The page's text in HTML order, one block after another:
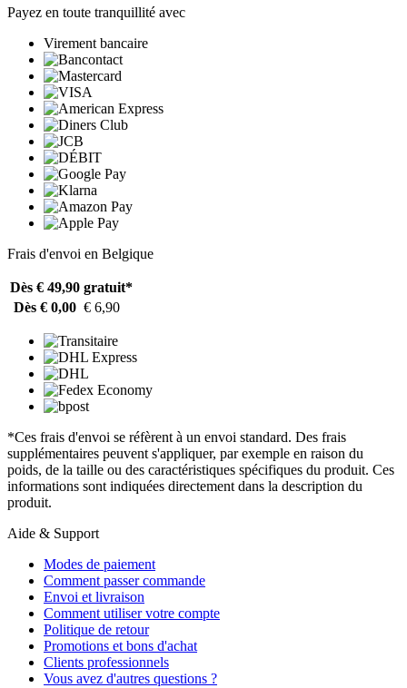
Payez en toute tranquillité avec
Virement bancaire
Frais d'envoi en Belgique
Dès € 49,90 gratuit*
Dès € 0,00 € 6,90
*Ces frais d'envoi se réfèrent à un envoi standard. Des frais
supplémentaires peuvent s'appliquer, par exemple en raison du
poids, de la taille ou des caractéristiques spécifiques du produit. Ces
informations sont indiquées directement dans la description du
produit.
Aide & Support
Modes de paiement
Comment passer commande
Envoi et livraison
Comment utiliser votre compte
Politique de retour
Promotions et bons d'achat
Clients professionnels
Vous avez d'autres questions ?